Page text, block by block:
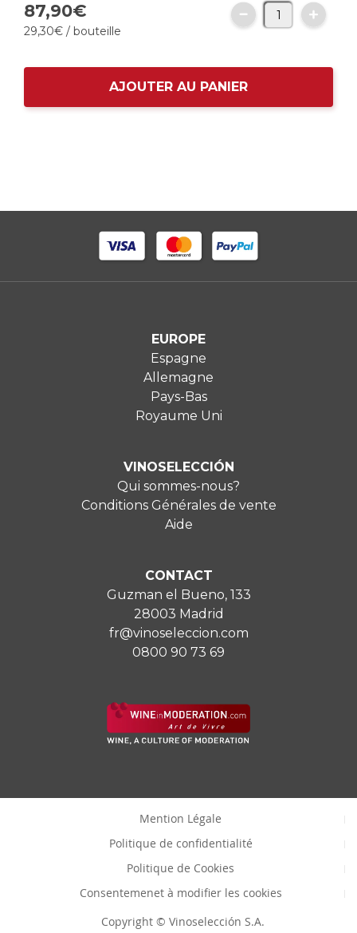
87,90€
29,30€ / bouteille
AJOUTER AU PANIER
EUROPE
Espagne
Allemagne
Pays-Bas
Royaume Uni
VINOSELECCIÓN
Qui sommes-nous?
Conditions Générales de vente
Aide
CONTACT
Guzman el Bueno, 133
28003 Madrid
fr@vinoseleccion.com
0800 90 73 69
Mention Légale
Politique de confidentialité
Politique de Cookies
Consentemenet à modifier les cookies
Copyright © Vinoselección S.A.